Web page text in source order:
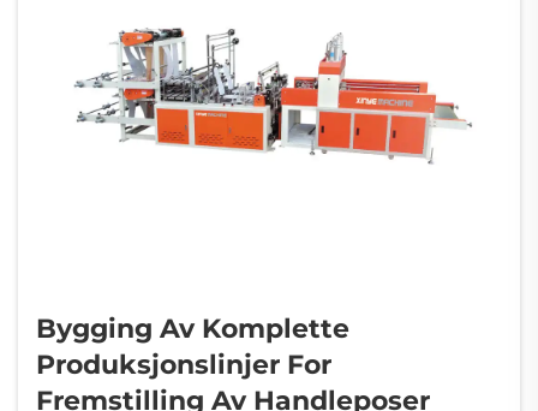
Bygging Av Komplette
Produksjonslinjer For
Fremstilling Av Handleposer